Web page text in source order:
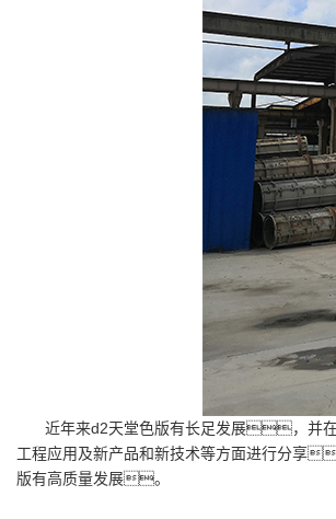
近年来d2天堂色版有长足发展，并
工程应用及新产品和新技术等方面进行分
版有高质量发展。